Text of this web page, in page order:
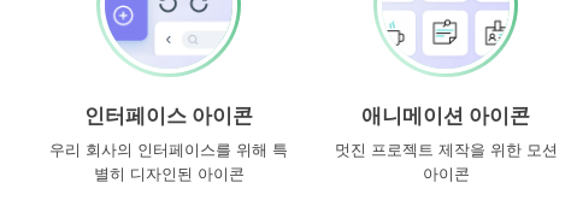
인터페이스 아이콘
우리 회사의 인터페이스를 위해 특
별히 디자인된 아이콘
애니메이션 아이콘
멋진 프로젝트 제작을 위한 모션
아이콘